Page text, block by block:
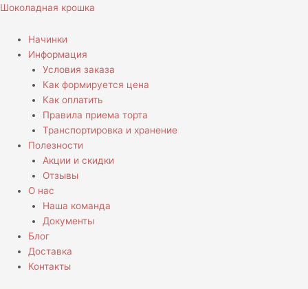
Перейти
содержимому
Шоколадная крошка
Начинки
Информация
Условия заказа
Как формируется цена
Как оплатить
Правила приема торта
Транспортировка и хранение
Полезности
Акции и скидки
Отзывы
О нас
Наша команда
Документы
Блог
Доставка
Контакты